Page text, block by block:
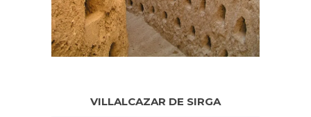
VILLALCAZAR DE SIRGA